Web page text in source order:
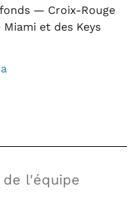
— Croix-Rouge
et des Keys
l'équipe